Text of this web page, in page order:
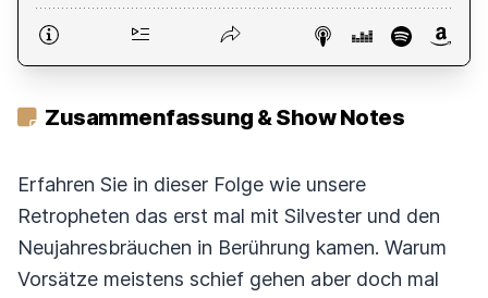
Zusammenfassung & Show Notes
Erfahren Sie in dieser Folge wie unsere
Retropheten das erst mal mit Silvester und den
Neujahresbräuchen in Berührung kamen. Warum
Vorsätze meistens schief gehen aber doch mal